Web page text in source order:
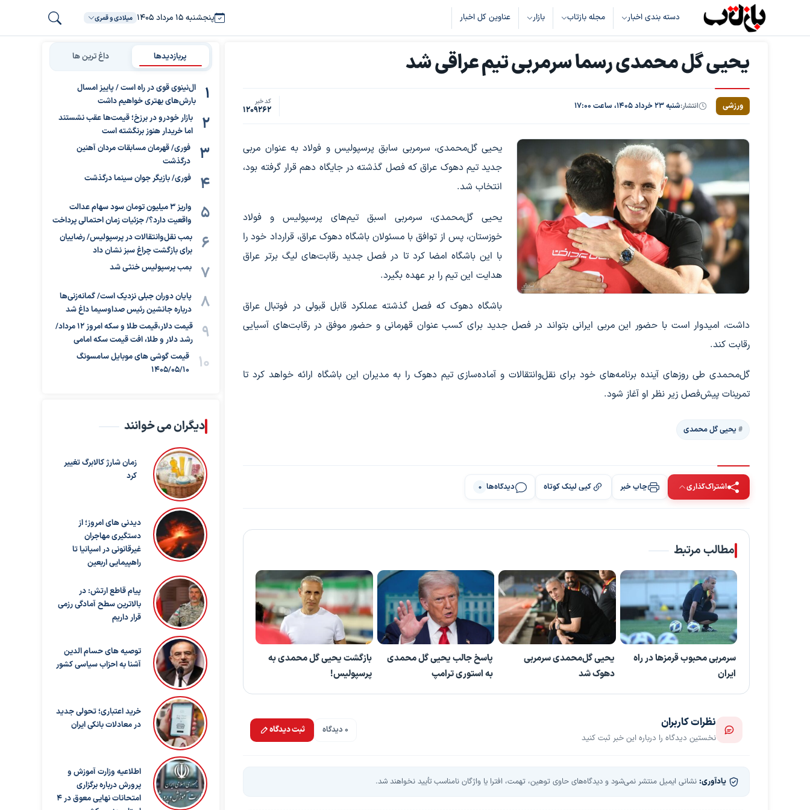
دسته بندی اخبار مجله بازتاب بازار عناوین کل اخبار پنجشنبه ۱۵ مرداد ۱۴۰۵ میلادی و قمری
یحیی گل محمدی رسما سرمربی تیم عراقی شد
ورزشی انتشار:شنبه ۲۳ خرداد ۱۴۰۵، ساعت ۱۷:۰۰ کد خبر
1209262
یحیی گل‌محمدی، سرمربی سابق پرسپولیس و فولاد به عنوان مربی
جدید تیم دهوک عراق که فصل گذشته در جایگاه دهم قرار گرفته بود،
انتخاب شد.
یحیی گل‌محمدی، سرمربی اسبق تیم‌های پرسپولیس و فولاد
خوزستان، پس از توافق با مسئولان باشگاه دهوک عراق، قرارداد خود را
با این باشگاه امضا کرد تا در فصل جدید رقابت‌های لیگ برتر عراق
هدایت این تیم را بر عهده بگیرد.
باشگاه دهوک که فصل گذشته عملکرد قابل قبولی در فوتبال عراق
داشت، امیدوار است با حضور این مربی ایرانی بتواند در فصل جدید برای کسب عنوان قهرمانی و حضور موفق در رقابت‌های آسیایی
رقابت کند.
گل‌محمدی طی روزهای آینده برنامه‌های خود برای نقل‌وانتقالات و آماده‌سازی تیم دهوک را به مدیران این باشگاه ارائه خواهد کرد تا
تمرینات پیش‌فصل زیر نظر او آغاز شود.
یحیی گل محمدی
اشتراک‌گذاری چاپ خبر کپی لینک کوتاه دیدگاه‌ها 0
مطالب مرتبط
سرمربی محبوب قرمزها در راه
ایران
یحیی گل‌محمدی سرمربی
دهوک شد
پاسخ جالب یحیی گل محمدی
به استوری ترامپ
بازگشت یحیی گل محمدی به
پرسپولیس!
نظرات کاربران
نخستین دیدگاه را درباره این خبر ثبت کنید
0 دیدگاه ثبت دیدگاه
یادآوری: نشانی ایمیل منتشر نمی‌شود و دیدگاه‌های حاوی توهین، تهمت، افترا یا واژگان نامناسب تأیید نخواهند شد.
پربازدیدها داغ ترین ها
ال‌نینوی قوی در راه است / پاییز امسال
بارش‌های بهتری خواهیم داشت
بازار خودرو در برزخ؛ قیمت‌ها عقب نشستند
اما خریدار هنوز برنگشته است
فوری/ قهرمان مسابقات مردان آهنین
درگذشت
فوری/ بازیگر جوان سینما درگذشت
واریز ۳ میلیون تومان سود سهام عدالت
واقعیت دارد؟/ جزئیات زمان احتمالی پرداخت
بمب نقل‌وانتقالات در پرسپولیس/ رضاییان
برای بازگشت چراغ سبز نشان داد
بمب پرسپولیس خنثی شد
پایان دوران جبلی نزدیک است/ گمانه‌زنی‌ها
درباره جانشین رئیس صداوسیما داغ شد
قیمت دلار،قیمت طلا و سکه امروز ۱۲ مرداد/
رشد دلار و طلا، افت قیمت سکه امامی
قیمت گوشی های موبایل سامسونگ
1405/05/10
دیگران می خوانند
زمان شارژ کالابرگ تغییر
کرد
دیدنی های امروز؛ از
دستگیری مهاجران
غیرقانونی در اسپانیا تا
راهپیمایی اربعین
پیام قاطع ارتش: در
بالاترین سطح آمادگی رزمی
قرار داریم
توصیه های حسام الدین
آشنا به احزاب سیاسی کشور
خرید اعتباری؛ تحولی جدید
در معادلات بانکی ایران
اطلاعیه وزارت آموزش و
پرورش درباره برگزاری
امتحانات نهایی معوق در ۴